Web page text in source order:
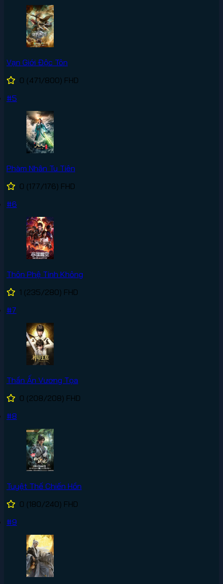
Vạn Giới Độc Tôn
0 (471/800) FHD
#5
Phàm Nhân Tu Tiên
0 (177/176) FHD
#6
Thôn Phệ Tinh Không
1 (235/280) FHD
#7
Thần Ấn Vương Tọa
0 (208/208) FHD
#8
Tuyệt Thế Chiến Hồn
0 (180/240) FHD
#9